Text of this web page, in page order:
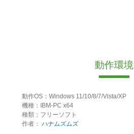
動作環境
動作OS：Windows 11/10/8/7/Vista/XP
機種：IBM-PC x64
種類：フリーソフト
作者： ハナムズムズ